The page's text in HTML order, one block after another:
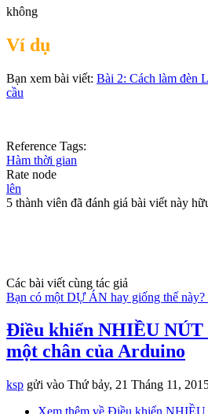
không
Ví dụ
Bạn xem bài viết: Bài 2: Cách làm đèn
cầu
Reference Tags:
Hàm thời gian
Rate node
lên
5 thành viên đã đánh giá bài viết này
Các bài viết cùng tác giả
Bạn có một DỰ ÁN hay giống thế này?
Điều khiển NHIỀU
một chân của Arduino
ksp gửi vào Thứ bảy, 21 Tháng 11,